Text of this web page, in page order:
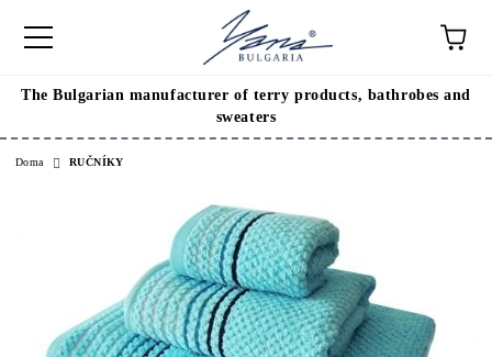
The Bulgarian manufacturer of terry products, bathrobes and
sweaters
Doma RUČNÍKY